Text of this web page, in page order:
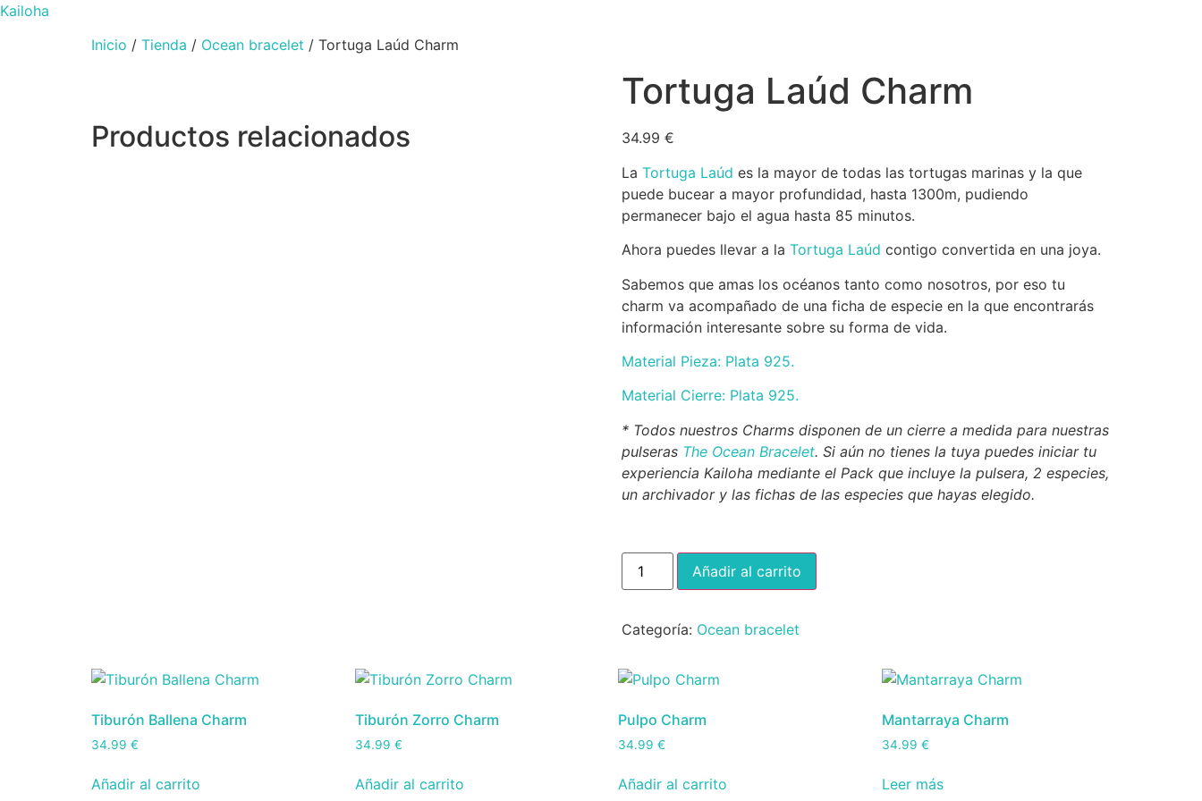
Kailoha
Inicio / Tienda / Ocean bracelet / Tortuga Laúd Charm
Tortuga Laúd Charm
34.99 €
La Tortuga Laúd es la mayor de todas las tortugas marinas y la que
puede bucear a mayor profundidad, hasta 1300m, pudiendo
permanecer bajo el agua hasta 85 minutos.
Ahora puedes llevar a la Tortuga Laúd contigo convertida en una joya.
Sabemos que amas los océanos tanto como nosotros, por eso tu
charm va acompañado de una ficha de especie en la que encontrarás
información interesante sobre su forma de vida.
Material Pieza: Plata 925.
Material Cierre: Plata 925.
* Todos nuestros Charms disponen de un cierre a medida para nuestras
pulseras The Ocean Bracelet. Si aún no tienes la tuya puedes iniciar tu
experiencia Kailoha mediante el Pack que incluye la pulsera, 2 especies,
un archivador y las fichas de las especies que hayas elegido.
Añadir al carrito
Categoría: Ocean bracelet
Productos relacionados
Tiburón Ballena Charm
34.99 €
Añadir al carrito
Tiburón Zorro Charm
34.99 €
Añadir al carrito
Pulpo Charm
34.99€
Añadir al carrito
Mantarraya Charm
34.99€
Leer más